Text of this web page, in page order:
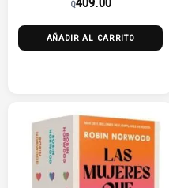
Q
AÑADIR AL CARRITO